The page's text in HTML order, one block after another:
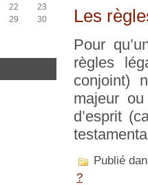
22
23
29
30
Les
Pour
règles
conjoint)
majeur
d’esprit
Publié
?